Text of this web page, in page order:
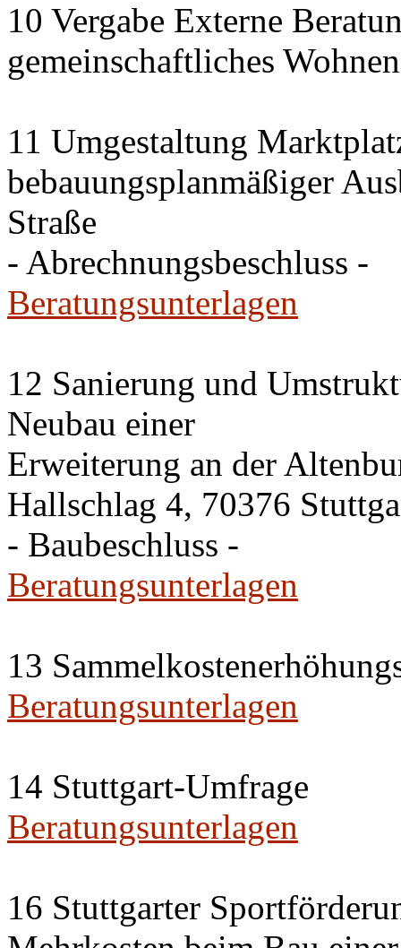
10 Vergabe Externe
gemeinschaftliches Wohnen
11 Umgestaltung
bebauungsplanmäßiger
Straße
- Abrechnungsbeschluss -
Beratungsunterlagen
12 Sanierung und
Neubau einer
Erweiterung an der
Hallschlag 4, 70376
- Baubeschluss -
Beratungsunterlagen
13
Beratungsunterlagen
14 Stuttgart-Umfrage
Beratungsunterlagen
16 Stuttgarter